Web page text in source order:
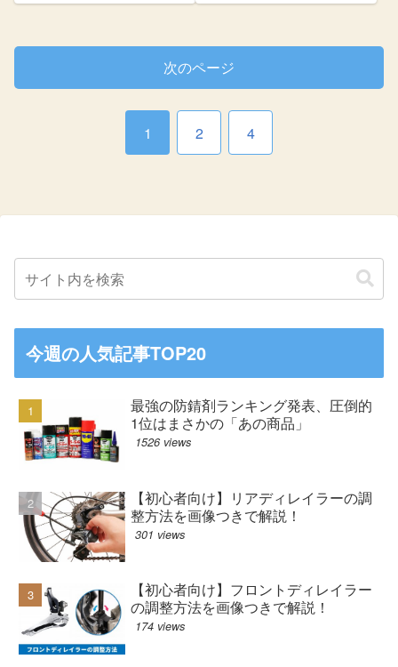
次のページ
1 2 4
今週の人気記事TOP20
最強の防錆剤ランキング発表、圧倒的
1位はまさかの「あの商品」
1526 views
【初心者向け】リアディレイラーの調
整方法を画像つきで解説！
301 views
【初心者向け】フロントディレイラー
の調整方法を画像つきで解説！
174 views